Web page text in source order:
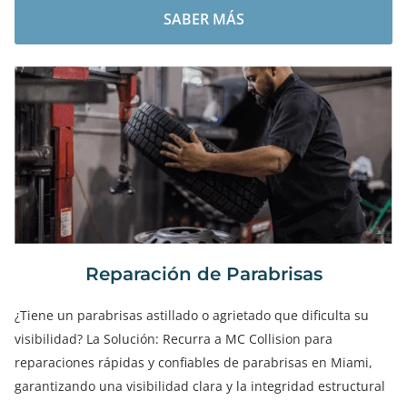
SABER MÁS
Reparación de Parabrisas
¿Tiene un parabrisas astillado o agrietado que dificulta su
visibilidad? La Solución: Recurra a MC Collision para
reparaciones rápidas y confiables de parabrisas en Miami,
garantizando una visibilidad clara y la integridad estructural